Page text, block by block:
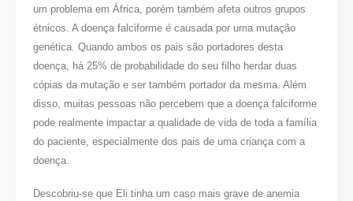
um problema em África, porém também afeta outros grupos
étnicos. A doença falciforme é causada por uma mutação
genética. Quando ambos os pais são portadores desta
doença, há 25% de probabilidade do seu filho herdar duas
cópias da mutação e ser também portador da mesma. Além
disso, muitas pessoas não percebem que a doença falciforme
pode realmente impactar a qualidade de vida de toda a família
do paciente, especialmente dos pais de uma criança com a
doença.
Descobriu-se que Eli tinha um caso mais grave de anemia